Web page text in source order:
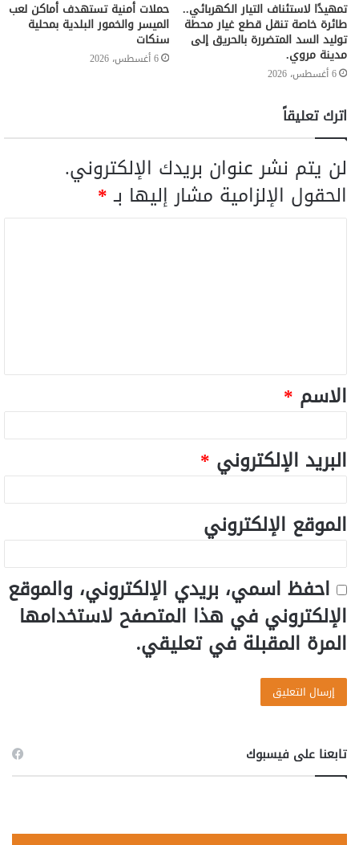
تمهيدًا لاستئناف التيار الكهربائي..
طائرة خاصة تنقل قطع غيار محطة
توليد السد المتضررة بالحريق إلى
مدينة مروي.
6 أغسطس، 2026
حملات أمنية تستهدف أماكن لعب
الميسر والخمور البلدية بمحلية
سنكات
6 أغسطس، 2026
اترك تعليقاً
لن يتم نشر عنوان بريدك الإلكتروني.
الحقول الإلزامية مشار إليها بـ*
الاسم *
البريد الإلكتروني *
الموقع الإلكتروني
احفظ اسمي، بريدي الإلكتروني، والموقع
الإلكتروني في هذا المتصفح لاستخدامها
المرة المقبلة في تعليقي.
تابعنا على فيسبوك